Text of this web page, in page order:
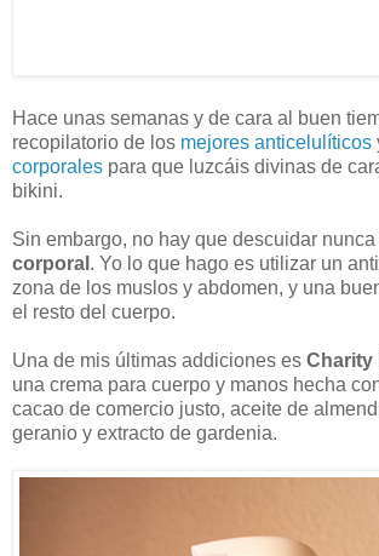
Hace unas semanas y de cara al buen
recopilatorio de los mejores anticelulíticos
corporales para que luzcáis divinas de
bikini.
Sin embargo, no hay que descuidar nunca
corporal . Yo lo que hago es utilizar un
zona de los muslos y abdomen, y una
el resto del cuerpo.
Una de mis últimas addiciones es Charity
una crema para cuerpo y manos hecha
cacao de comercio justo, aceite de
geranio y extracto de gardenia.